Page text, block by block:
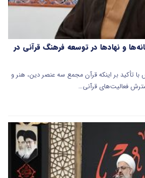
و نهادها در توسعه فرهنگ قرآنی در
با تأکید بر اینکه قرآن مجمع سه عنصر دین، هنر و
فعالیت‌های قرآنی…